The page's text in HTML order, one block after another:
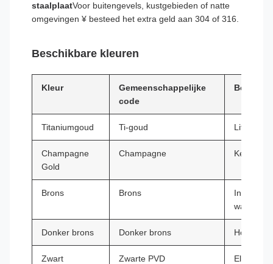
staalplaatVoor buitengevels, kustgebieden of natte
omgevingen ¥ besteed het extra geld aan 304 of 316.
Beschikbare kleuren
Kleur
Gemeenschappelijke
code
Beste
Titaniumgoud Ti-goud
Champagne
Gold
Champagne Keukens
Brons Brons
Donker brons Donker brons
Zwart Zwarte PVD